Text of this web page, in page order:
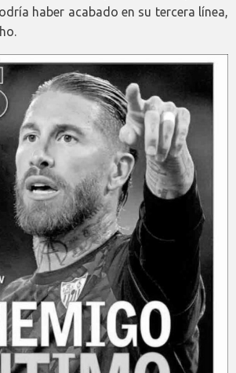
haber acabado en su tercera línea,